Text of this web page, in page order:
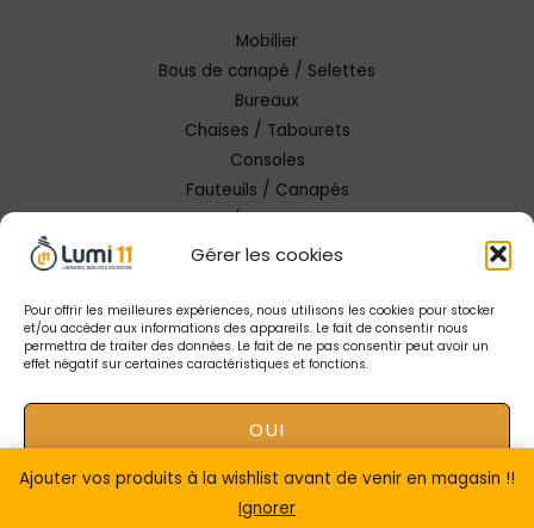
Gérer les cookies
Pour offrir les meilleures expériences, nous utilisons les cookies pour stocker
et/ou accéder aux informations des appareils. Le fait de consentir nous
permettra de traiter des données. Le fait de ne pas consentir peut avoir un
effet négatif sur certaines caractéristiques et fonctions.
OUI
NON
Ajouter vos produits à la wishlist avant de venir en magasin !!
Ignorer
Mobilier
Bous de canapé / Selettes
Bureaux
Chaises / Tabourets
Consoles
Fauteuils / Canapés
Tables / Tables basses
Copyright © 2026 Lumi 11 Carcassonne
Mentions Légales |Conception Tendance Digitale|
Gestion catalogue Lumi11